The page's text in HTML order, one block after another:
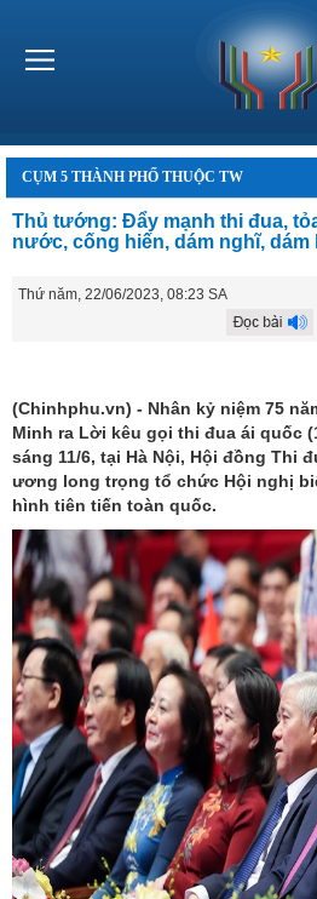
CỤM 5 THÀNH PHỐ THUỘC TW
Thủ tướng: Đẩy mạnh thi đua,
nước, cống hiến, dám nghĩ, dám
Thứ năm, 22/06/2023, 08:23 SA
(Chinhphu.vn) - Nhân kỷ niệm 75
Minh ra Lời kêu gọi thi đua ái quốc
sáng 11/6, tại Hà Nội, Hội đồng Thi
ương long trọng tổ chức Hội nghị
hình tiên tiến toàn quốc.